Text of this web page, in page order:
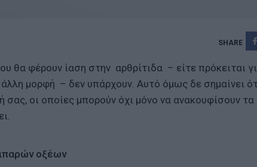
θα φέρουν ίαση στην αρθρίτιδα – είτε πρόκειται
μορφή – δεν υπάρχουν. Αυτό όμως δε σημαίνει
σας, οι οποίες μπορούν όχι μόνο να ανακουφίσουν
οξέων